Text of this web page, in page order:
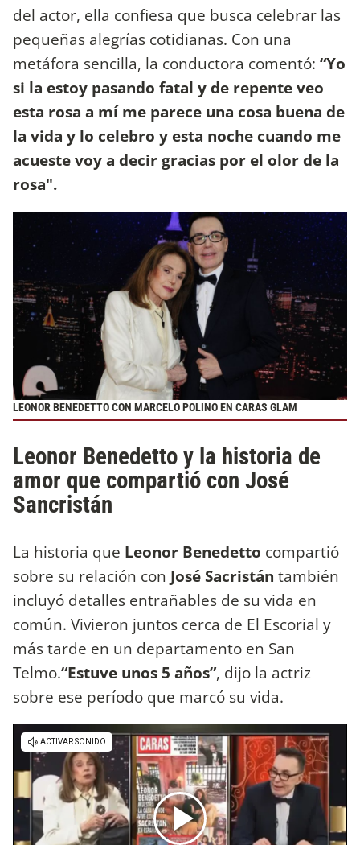
del actor, ella confiesa que busca celebrar las
pequeñas alegrías cotidianas. Con una
metáfora sencilla, la conductora comentó: “Yo
si la estoy pasando fatal y de repente veo
esta rosa a mí me parece una cosa buena de
la vida y lo celebro y esta noche cuando me
acueste voy a decir gracias por el olor de la
rosa".
LEONOR BENEDETTO CON MARCELO POLINO EN CARAS GLAM
Leonor Benedetto y la historia de
amor que compartió con José
Sancristán
La historia que Leonor Benedetto compartió
sobre su relación con José Sacristán también
incluyó detalles entrañables de su vida en
común. Vivieron juntos cerca de El Escorial y
más tarde en un departamento en San
Telmo.“Estuve unos 5 años”, dijo la actriz
sobre ese período que marcó su vida.